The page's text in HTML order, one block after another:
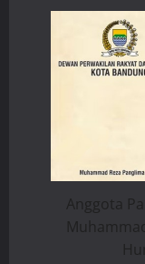
Anggota